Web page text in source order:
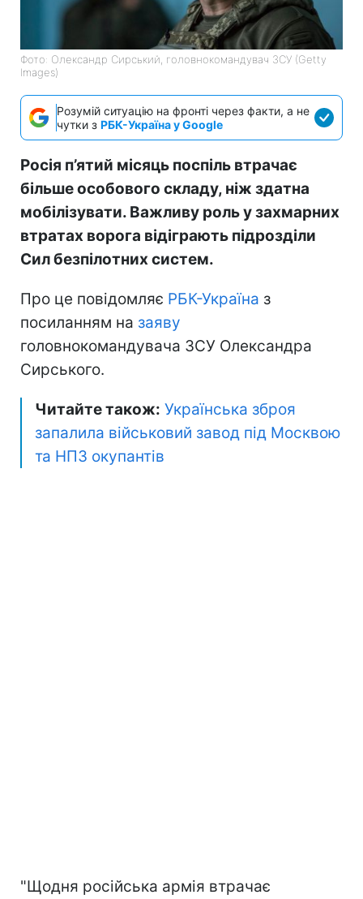
Фото: Олександр Сирський, головнокомандувач ЗСУ (Getty
Images)
Розумій ситуацію на фронті через факти, а не
чутки з РБК-Україна у Google
Росія п’ятий місяць поспіль втрачає
більше особового складу, ніж здатна
мобілізувати. Важливу роль у захмарних
втратах ворога відіграють підрозділи
Сил безпілотних систем.
Про це повідомляє РБК-Україна з
посиланням на заяву
головнокомандувача ЗСУ Олександра
Сирського.
Читайте також: Українська зброя
запалила військовий завод під Москвою
та НПЗ окупантів
"Щодня російська армія втрачає